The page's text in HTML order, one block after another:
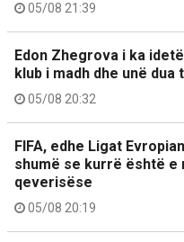
05/08 21:39
Edon Zhegrova i ka
klub i madh dhe unë
05/08 20:32
FIFA, edhe Ligat
shumë se kurrë është
qeverisëse
05/08 20:19